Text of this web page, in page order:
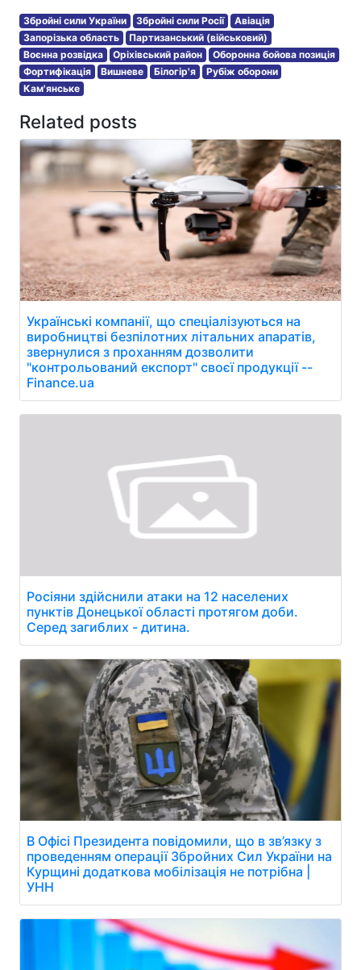
Збройні сили України Збройні сили Росії
Авіація
Запорізька область
Партизанський (військовий)
Воєнна розвідка
Оріхівський район
Оборонна бойова позиція
Фортифікація
Вишневе Білогір'я
Рубіж оборони
Кам'янське
Related posts
Українські компанії, що спеціалізуються на
виробництві безпілотних літальних апаратів,
звернулися з проханням дозволити
"контрольований експорт" своєї продукції --
Finance.ua
Росіяни здійснили атаки на 12 населених
пунктів Донецької області протягом доби.
Серед загиблих - дитина.
В Офісі Президента повідомили, що в зв’язку з
проведенням операції Збройних Сил України на
Курщині додаткова мобілізація не потрібна |
УНН